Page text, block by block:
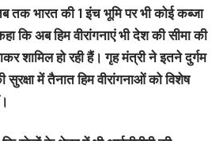
तक भारत की 1 इंच भूमि पर भी कोई कब्जा
कि अब हिम वीरांगनाएं भी देश की सीमा की
शामिल हो रही हैं। गृह मंत्री ने इतने दुर्गम
में तैनात हिम वीरांगनाओं को विशेष